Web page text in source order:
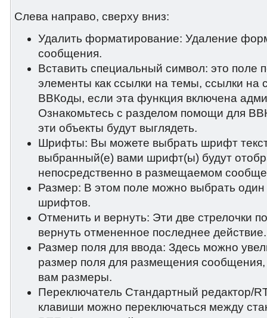
Слева направо, сверху вниз:
Удалить форматирование: Удаление
сообщения.
Вставить специальный символ: это поле
элементы как ссылки на темы, ссылки на
ВВКоды, если эта функция включена
Ознакомьтесь с разделом помощи для
эти объекты будут выглядеть.
Шрифты: Вы можете выбрать шрифт
выбранный(е) вами шрифт(ы) будут
непосредственно в размещаемом
Размер: В этом поле можно выбрать
шрифтов.
Отменить и вернуть: Эти две стрелочки
вернуть отмененное последнее действие.
Размер поля для ввода: Здесь можно
размер поля для размещения
вам размеры.
Переключатель Стандартный редактор/
клавиши можно переключаться между